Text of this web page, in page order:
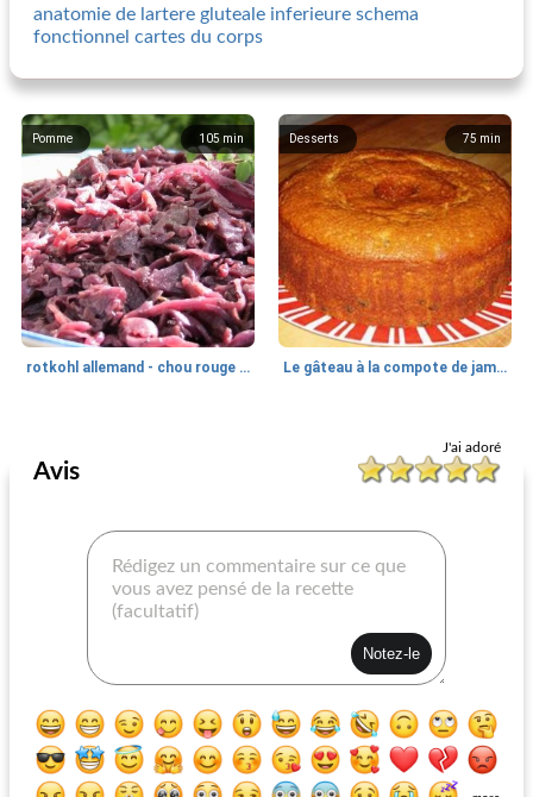
anatomie de lartere gluteale inferieure schema
fonctionnel cartes du corps
105 min
Pomme
rotkohl allemand - chou rouge épicé avec pommes et vin
75 min
Desserts
Le gâteau à la compote de james westfall
salade de pommes kahlua boeuf salé glacé aux pommes
J'ai adoré
Avis